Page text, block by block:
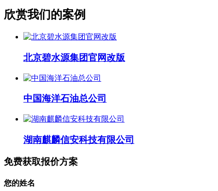
欣赏我们的案例
北京碧水源集团官网改版
中国海洋石油总公司
湖南麒麟信安科技有限公司
免费获取报价方案
您的姓名